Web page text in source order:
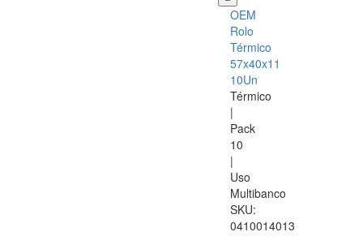
OEM
Rolo
Térmico
57x40x11
10Un
Térmico
|
Pack
10
|
Uso
Multibanco
SKU:
0410014013